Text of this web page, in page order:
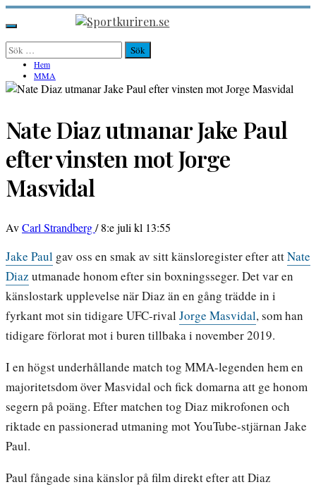
Hoppa
till
innehåll
Sportkuriren.se
Primär
meny
Sök
efter: Hem
MMA
Nate Diaz utmanar Jake Paul
efter vinsten mot Jorge
Masvidal
AvCarl Strandberg/ 8:e juli kl 13:55
Jake Paul gav oss en smak av sitt känsloregister efter attNate
Diaz utmanade honom efter sin boxningsseger. Det var en
känslostark upplevelse när Diaz än en gång trädde in i
fyrkant mot sin tidigare UFC-rival Jorge Masvidal, som han
tidigare förlorat mot i buren tillbaka i november 2019.
I en högst underhållande match tog MMA-legenden hem en
majoritetsdom över Masvidal och fick domarna att ge honom
segern på poäng. Efter matchen tog Diaz mikrofonen och
riktade en passionerad utmaning mot YouTube-stjärnan Jake
Paul.
Paul fångade sina känslor på film direkt efter att Diaz